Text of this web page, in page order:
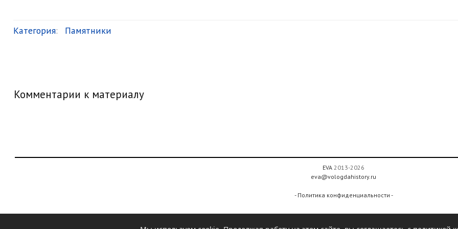
Категория: Памятники
Комментарии к материалу
EVA 2013-2026
eva@vologdahistory.ru
- Политика конфиденциальности -